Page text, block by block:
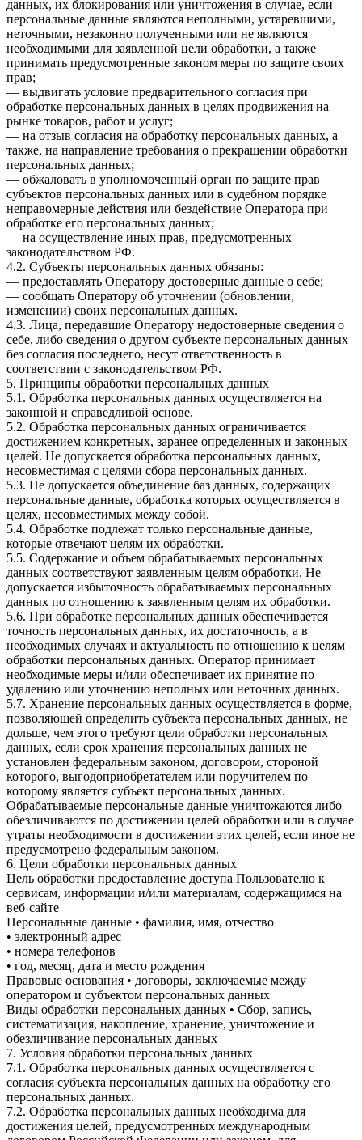
данных, их блокирования или уничтожения в случае, если
персональные данные являются неполными, устаревшими,
неточными, незаконно полученными или не являются
необходимыми для заявленной цели обработки, а также
принимать предусмотренные законом меры по защите своих
прав;
— выдвигать условие предварительного согласия при
обработке персональных данных в целях продвижения на
рынке товаров, работ и услуг;
— на отзыв согласия на обработку персональных данных, а
также, на направление требования о прекращении обработки
персональных данных;
— обжаловать в уполномоченный орган по защите прав
субъектов персональных данных или в судебном порядке
неправомерные действия или бездействие Оператора при
обработке его персональных данных;
— на осуществление иных прав, предусмотренных
законодательством РФ.
4.2. Субъекты персональных данных обязаны:
— предоставлять Оператору достоверные данные о себе;
— сообщать Оператору об уточнении (обновлении,
изменении) своих персональных данных.
4.3. Лица, передавшие Оператору недостоверные сведения о
себе, либо сведения о другом субъекте персональных данных
без согласия последнего, несут ответственность в
соответствии с законодательством РФ.
5. Принципы обработки персональных данных
5.1. Обработка персональных данных осуществляется на
законной и справедливой основе.
5.2. Обработка персональных данных ограничивается
достижением конкретных, заранее определенных и законных
целей. Не допускается обработка персональных данных,
несовместимая с целями сбора персональных данных.
5.3. Не допускается объединение баз данных, содержащих
персональные данные, обработка которых осуществляется в
целях, несовместимых между собой.
5.4. Обработке подлежат только персональные данные,
которые отвечают целям их обработки.
5.5. Содержание и объем обрабатываемых персональных
данных соответствуют заявленным целям обработки. Не
допускается избыточность обрабатываемых персональных
данных по отношению к заявленным целям их обработки.
5.6. При обработке персональных данных обеспечивается
точность персональных данных, их достаточность, а в
необходимых случаях и актуальность по отношению к целям
обработки персональных данных. Оператор принимает
необходимые меры и/или обеспечивает их принятие по
удалению или уточнению неполных или неточных данных.
5.7. Хранение персональных данных осуществляется в форме,
позволяющей определить субъекта персональных данных, не
дольше, чем этого требуют цели обработки персональных
данных, если срок хранения персональных данных не
установлен федеральным законом, договором, стороной
которого, выгодоприобретателем или поручителем по
которому является субъект персональных данных.
Обрабатываемые персональные данные уничтожаются либо
обезличиваются по достижении целей обработки или в случае
утраты необходимости в достижении этих целей, если иное не
предусмотрено федеральным законом.
6. Цели обработки персональных данных
Цель обработки предоставление доступа Пользователю к
сервисам, информации и/или материалам, содержащимся на
веб-сайте
Персональные данные • фамилия, имя, отчество
• электронный адрес
• номера телефонов
• год, месяц, дата и место рождения
Правовые основания • договоры, заключаемые между
оператором и субъектом персональных данных
Виды обработки персональных данных • Сбор, запись,
систематизация, накопление, хранение, уничтожение и
обезличивание персональных данных
7. Условия обработки персональных данных
7.1. Обработка персональных данных осуществляется с
согласия субъекта персональных данных на обработку его
персональных данных.
7.2. Обработка персональных данных необходима для
достижения целей, предусмотренных международным